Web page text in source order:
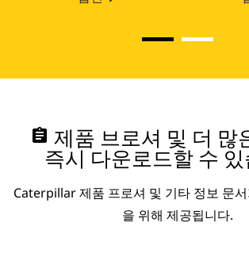
assignment 제품 브로셔 및 더 많
즉시 다운로드할 수
Caterpillar 제품 프로셔 및 기타 정보 문
을 위해 제공됩니다.